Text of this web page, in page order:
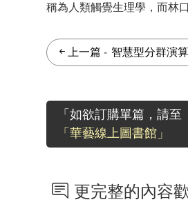
稱為人類觸覺生理學，而林
上一篇 - 智慧型分群演
「如欲訂購單篇，請至
「華藝線上圖書館」
更完整的內容